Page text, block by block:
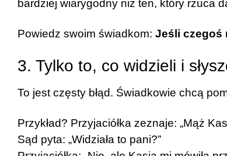
bardziej wiarygodny niż ten, który rzuca
Powiedz swoim świadkom: Jeśli czegoś
3. Tylko to, co widzieli i
To jest częsty błąd. Świadkowie chcą
Przykład? Przyjaciółka zeznaje: „Mąż
Sąd pyta: „Widziała to pani?”